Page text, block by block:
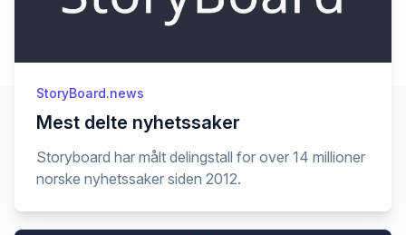
StoryBoard.news
Mest delte nyhetssaker
Storyboard har målt delingstall for over 14 millioner
norske nyhetssaker siden 2012.